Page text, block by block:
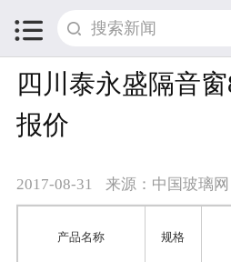

四川泰永盛隔音
报价
2017-08-31 来源：中国玻璃网
产品名称 规格